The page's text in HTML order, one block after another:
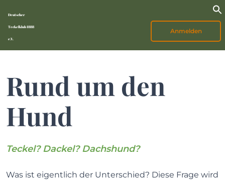
Deutscher
Teckelklub 1888
e.V.
Anmelden
Rund um den
Hund
Teckel? Dackel? Dachshund?
Was ist eigentlich der Unterschied? Diese Frage wird